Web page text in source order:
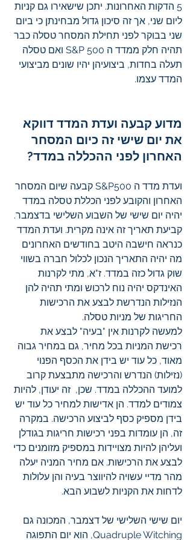
5 הדקות האחרונות. יתכן שישאירו גם קניות
ליום שני, אך זה סיכון גדול מבחינתן כי ביום
שני בבוקר לפני תחילת המסחר טסלה כבר
תהיה חלק ממדד ה S&P 500 ואם טסלה
תעלה בחדות, ביצועיהן יהיו שונים מביצועי
המדד עצמו.
מדוע קבעה ועדת המדד דווקא
את יום שישי זה כיום המסחר
האחרון לפני ההכללה במדד?
ועדת מדד ה S&P500 קבעה שיום המסחר
האחרון והקובע לפני הכללת טסלה במדד
יהיה יום שישי של השבוע השלישי בדצמבר.
קביעת תאריך זה אינה מקרית. ועדת המדד
כנראה חישבה היטב בחודשים האחרונים
מה יהיה התאריך הנכון לכלול חברה בשווי
שוק גדול כזה במדד. ז"א, מתי לקרנות
האינדקס יהיה נוח לרכוש ומתי תהיה להן
הנזילות הנדרשת לבצע את הרכישות
החריגות של מניות טסלה.
למעשה לקרנות אין "בעיה" לבצע את
רכישת המניות בכל מחיר, גם במחיר גבוה
מאוד, כל עוד יש בידן את הכסף הפנוי
(נזילות) הנדרש והרכישה מתבצעת קרוב
למועד ההכללה במדד. שכן,  זה יעודן, להיות
צמודים למדד. הן אדישות למחיר כל עוד יש
בידן מספיק כסף לביצוע הרכישה. במקרה
זה, הן עומדות בפני רכישות חריגות בגודלן
ועליהן להיות מצויידות במספיק מזומנים כדי
לבצע את הרכישות. אם מחיר המניה יעלה
מהר מדיי עשויה להיווצר בעיה והן עלולות
לדחות את הקניות לשבוע הבא.
יום שישי השלישי של דצמבר, המכונה גם
Quadruple Witching, הוא יום התפוגה